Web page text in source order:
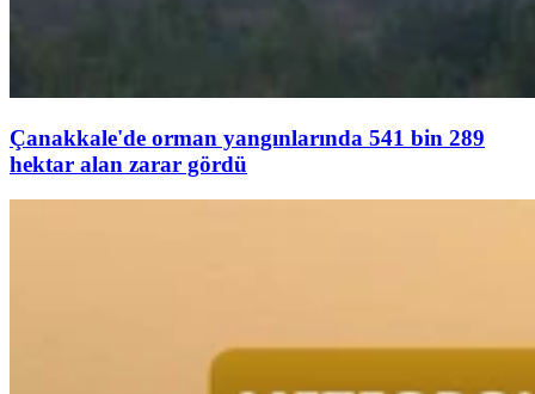
Çanakkale'de orman yangınlarında 541 bin 289
hektar alan zarar gördü